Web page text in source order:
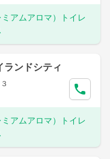
アムアロマ）トイレ
ランドシティ
アムアロマ）トイレ